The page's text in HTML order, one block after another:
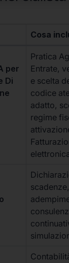
Cosa
per
Di
Pratica
Entrate,
e scelta
codice
adatto,
regime
scadenze,